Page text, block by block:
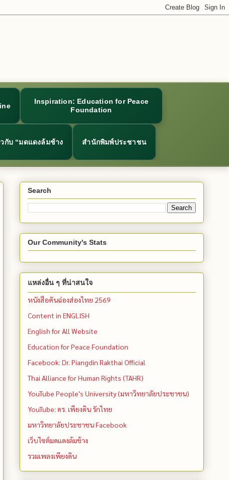
Inspiration: Education for Peace
Foundation
วกับ “มดแดงล้มช้าง สำนักพิมพ์ประชาชน
Search
Our Community's Stats
แหล่งอื่น ๆ ที่น่าสนใจ
หนังสือคันฉ่องส่องไทย 2569
Content in ENGLISH
English for All Website
Education for Peace Foundation
Facebook: Dr. Piangdin Rakthai Official
Thai Alliance for Human Rights (TAHR)
YouTube People's University (มหาวิทยาลัยประชาชน)
YouTube: ดร. เพียงดิน รักไทย
มหาวิทยาลัยประชาชน Facebook
เว็บไซต์มดแดงล้มช้าง
รวมเพลงเพียงดิน